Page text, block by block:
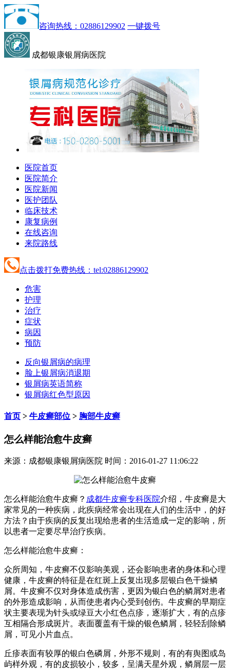
咨询热线：02886129902 一键拨号
成都银康银屑病医院
医院首页
医院简介
医院新闻
医护团队
临床技术
康复病例
在线咨询
来院路线
点击拨打免费热线：tel:02886129902
危害
护理
治疗
症状
病因
预防
反向银屑病的病理
脸上银屑病消退期
银屑病英语简称
银屑病红色型原因
首页 > 牛皮癣部位 > 胸部牛皮癣
怎么样能治愈牛皮癣
来源：成都银康银屑病医院 时间：2016-01-27 11:06:22
怎么样能治愈牛皮癣？ 成都牛皮癣专科医院介绍，牛皮癣是大
家常见的一种疾病，此疾病经常会出现在人们的生活中，的好
方法？由于疾病的反复出现给患者的生活造成一定的影响，所
以患者一定要尽早治疗疾病。
怎么样能治愈牛皮癣：
众所周知，牛皮癣不仅影响美观，还会影响患者的身体和心理
健康，牛皮癣的特征是在红斑上反复出现多层银白色干燥鳞
屑。牛皮癣不仅对身体造成伤害，更因为银白色的鳞屑对患者
的外形造成影响，从而使患者内心受到创伤。牛皮癣的早期症
状主要表现为针头或绿豆大小红色点疹，逐渐扩大，有的点疹
互相隔合形成斑片。表面覆盖有干燥的银色鳞屑，轻轻刮除鳞
屑，可见小片血点。
丘疹表面有较厚的银白色磷屑，外形不规则，有的有舆图或岛
屿样外观，有的皮损较小，较多，呈满天星外观，鳞屑层一层